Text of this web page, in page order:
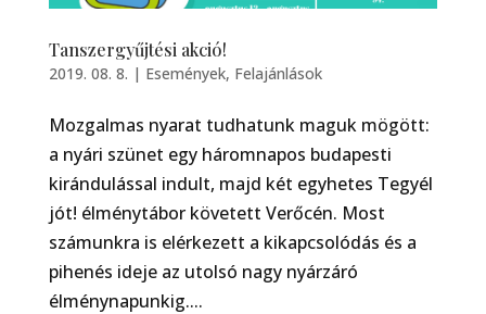
Tanszergyűjtési akció!
2019. 08. 8. | Események, Felajánlások
Mozgalmas nyarat tudhatunk maguk mögött:
a nyári szünet egy háromnapos budapesti
kirándulással indult, majd két egyhetes Tegyél
jót! élménytábor követett Verőcén. Most
számunkra is elérkezett a kikapcsolódás és a
pihenés ideje az utolsó nagy nyárzáró
élménynapunkig....